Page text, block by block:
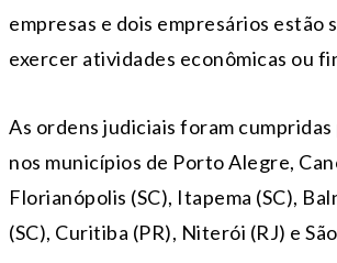
empresas e dois empresários estão
exercer atividades econômicas ou
As ordens judiciais foram
nos municípios de Porto Alegre,
Florianópolis (SC), Itapema (SC),
(SC), Curitiba (PR), Niterói (RJ) e